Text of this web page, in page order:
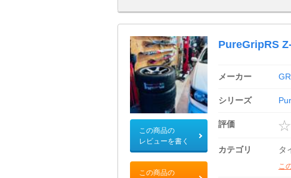
この商品の
レビューを書く
この商品の
PureGripRS
メーカー
シリーズ
評価
カテゴリ タ
こ